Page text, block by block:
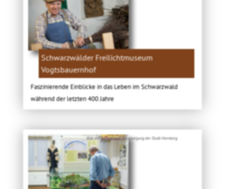
Schwarzwälder Freilichtmuseum
Vogtsbauernhof
Faszinierende Einblicke in das Leben im Schwarzwald
während der letzten 400 Jahre
Bild: Mit freundlicher Genehmigung der Stadt Hornberg